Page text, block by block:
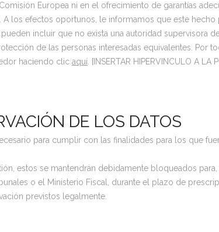
Europea ni en el ofrecimiento de garantías
los efectos oportunos, le informamos que este
incluir que no exista una autoridad supervisora
de las personas interesadas equivalentes. Por
haciendo clic aquí . [INSERTAR HIPERVINCULO A LA
DE LOS DATOS
para cumplir con las finalidades para los que
estos se mantendrán debidamente bloqueados
o el Ministerio Fiscal, durante el plazo de
previstos legalmente.